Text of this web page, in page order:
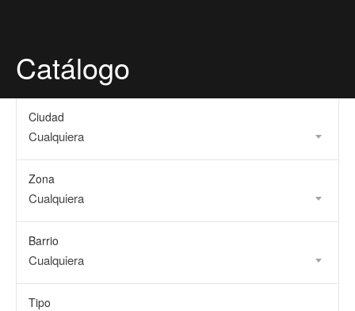
Catálogo
Ciudad
Cualquiera
Zona
Cualquiera
Barrio
Cualquiera
Tipo